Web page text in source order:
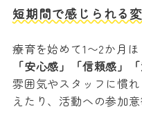
短期間で感じられる
療育を始めて1〜2か月
「安心感」「信頼感」「
雰囲気やスタッフに慣
えたり、活動への参加